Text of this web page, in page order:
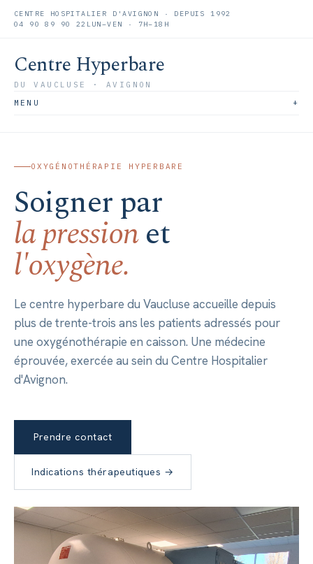
CENTRE HOSPITALIER D'AVIGNON · DEPUIS 1992
04 90 89 90 22 LUN–VEN · 7H–18H
Centre Hyperbare
DU VAUCLUSE · AVIGNON
MENU
OXYGÉNOTHÉRAPIE HYPERBARE
Soigner par
la pressionet
l'oxygène.
Le centre hyperbare du Vaucluse accueille depuis
plus de trente-trois ans les patients adressés pour
une oxygénothérapie en caisson. Une médecine
éprouvée, exercée au sein du Centre Hospitalier
d'Avignon.
Prendre contact
Indications thérapeutiques →